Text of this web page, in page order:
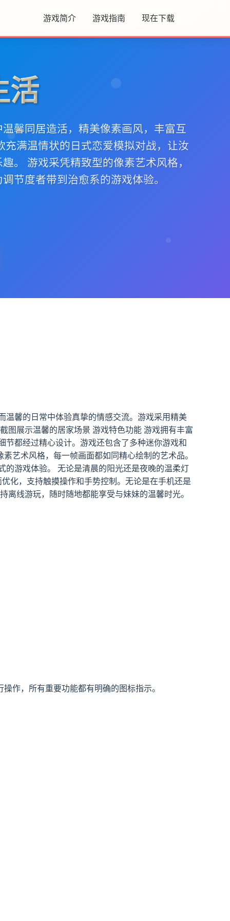
游戏简介 游戏指南 现在下载
活
馨同居造活，精美像素画风，丰富互
充满温情状的日式恋爱模拟对战，让汝
。 游戏采凭精致型的像素艺术风格，
节度者带到治愈系的游戏体验。
温馨的日常中体验真挚的情感交流。游戏采用精美
图展示温馨的居家场景 游戏特色功能 游戏拥有丰富
都经过精心设计。游戏还包含了多种迷你游戏和
艺术风格，每一帧画面都如同精心绘制的艺术品。
游戏体验。 无论是清晨的阳光还是夜晚的温柔灯
化，支持触摸操作和手势控制。无论是在手机还是
线游玩，随时随地都能享受与妹妹的温馨时光。
作，所有重要功能都有明确的图标指示。